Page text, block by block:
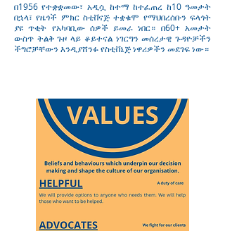
በ1956 የተቋቋመው፣ አዲሷ ከተማ ከተፈጠረ ከ10 ዓመታት
በኋላ፣ የዜጎች ምክር ስቲቨናጅ ተቋቁሞ የማህበረሰቡን ፍላጎት
ያዩ ጥቂት የአካባቢው ሰዎች ይመራ ነበር። በ60+ አመታት
ውስጥ ትልቅ ጉዞ ላይ ቆይተናል ነገርግን መሰረታዊ ጉዳዮቻችን
ችግሮቻቸውን እንዲያሸንፉ የስቲቨኔጅ ነዋሪዎችን መደገፍ ነው።